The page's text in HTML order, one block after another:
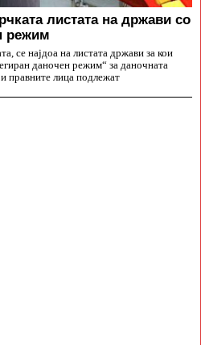
листата на држави со
режим
се најдоа на листата држави за кои
даночен режим“ за даночната
правните лица подлежат